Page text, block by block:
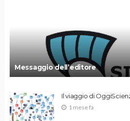
Messaggio dell’editore
Il viaggio di
1 mese fa